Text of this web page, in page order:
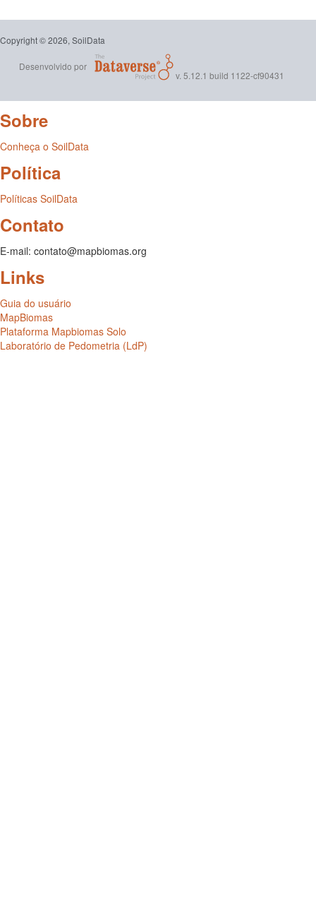
Copyright © 2026, SoilData
Desenvolvido por
v. 5.12.1 build 1122-cf90431
Sobre
Conheça o SoilData
Política
Políticas SoilData
Contato
E-mail: contato@mapbiomas.org
Links
Guia do usuário
MapBiomas
Plataforma Mapbiomas Solo
Laboratório de Pedometria (LdP)